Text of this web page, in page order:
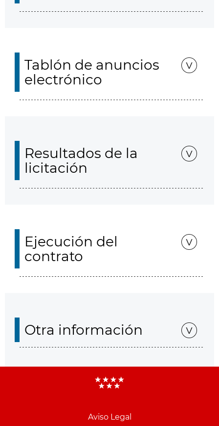
Tablón de anuncios
electrónico
Resultados de la
licitación
Ejecución del
contrato
Otra información
Aviso Legal